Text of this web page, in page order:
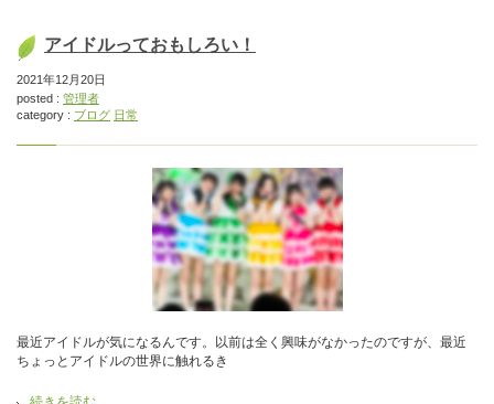
アイドルっておもしろい！
2021年12月20日
posted : 管理者
category : ブログ 日常
最近アイドルが気になるんです。以前は全く興味がなかったのですが、最近
ちょっとアイドルの世界に触れるき